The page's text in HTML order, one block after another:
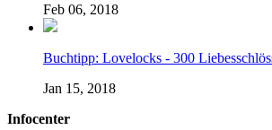
Feb 06, 2018
Buchtipp: Lovelocks - 300
Jan 15, 2018
Infocenter